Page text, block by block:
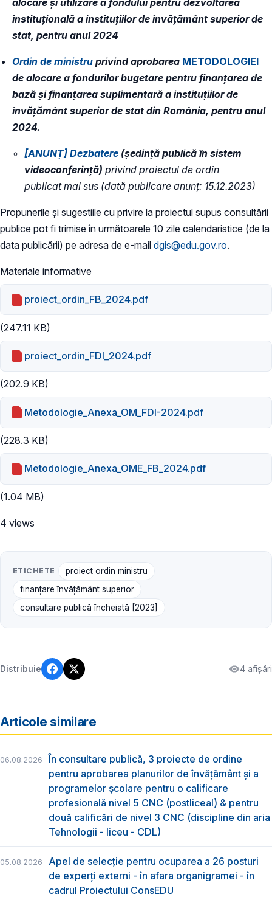
instituţională a instituţiilor de învăţământ superior de
stat, pentru anul 2024
Ordin de ministru privind aprobarea METODOLOGIEI
de alocare a fondurilor bugetare pentru finanțarea de
bază și finanțarea suplimentară a instituțiilor de
învățământ superior de stat din România, pentru anul
2024.
​[ANUNȚ] Dezbatere (ședință publică în sistem
videoconferință) privind proiectul de ordin
publicat mai sus (dată publicare anunț: 15.12.2023)
Propunerile și sugestiile cu privire la proiectul supus consultării
publice pot fi trimise în următoarele 10 zile calendaristice (de la
data publicării) pe adresa de e-mail dgis@edu.gov.ro.
Materiale informative
proiect_ordin_FB_2024.pdf
(247.11 KB)
proiect_ordin_FDI_2024.pdf
(202.9 KB)
Metodologie_Anexa_OM_FDI-2024.pdf
(228.3 KB)
Metodologie_Anexa_OME_FB_2024.pdf
(1.04 MB)
4 views
ETICHETE
proiect ordin ministru
finanțare învățământ superior
consultare publică încheiată [2023]
Distribuie 4 afișări
Articole similare
06.08.2026
În consultare publică, 3 proiecte de ordine
pentru aprobarea planurilor de învățământ și a
programelor școlare pentru o calificare
profesională nivel 5 CNC (postliceal) & pentru
două calificări de nivel 3 CNC (discipline din aria
Tehnologii - liceu - CDL)
05.08.2026
Apel de selecție pentru ocuparea a 26 posturi
de experți externi - în afara organigramei - în
cadrul Proiectului ConsEDU